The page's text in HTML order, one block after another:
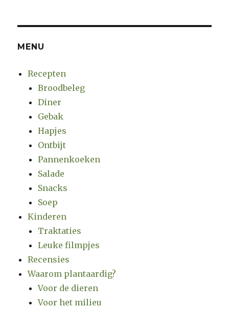
MENU
Recepten
Broodbeleg
Diner
Gebak
Hapjes
Ontbijt
Pannenkoeken
Salade
Snacks
Soep
Kinderen
Traktaties
Leuke filmpjes
Recensies
Waarom plantaardig?
Voor de dieren
Voor het milieu